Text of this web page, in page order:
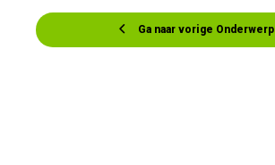
Ga naar vorige Onderwerp